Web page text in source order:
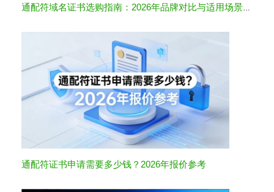
通配符域名证书选购指南：2026年品牌对比与适用场景全解析
通配符证书申请需要多少钱？2026年报价参考